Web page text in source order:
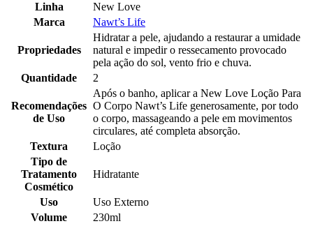
Linha
New Love
Marca
Nawt’s Life
Propriedades
Hidratar a pele, ajudando a restaurar a umidade
natural e impedir o ressecamento provocado
pela ação do sol, vento frio e chuva.
Quantidade
2
Recomendações
de Uso
Após o banho, aplicar a New Love Loção Para
O Corpo Nawt’s Life generosamente, por todo
o corpo, massageando a pele em movimentos
circulares, até completa absorção.
Textura
Loção
Tipo de
Tratamento
Cosmético
Hidratante
Uso
Uso Externo
Volume
230ml